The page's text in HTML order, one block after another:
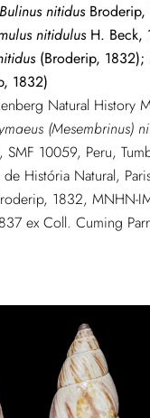
Bulinus nitidusBroderip,
nitidulusH. Beck,
(Broderip, 1832);
1832)
Natural History
(Mesembrinus)
SMF 10059, Peru,
História Natural,
1832, MNHN-
ex Coll. Cuming